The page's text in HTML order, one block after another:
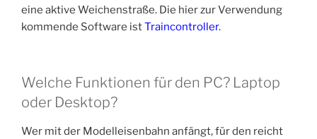
eine aktive Weichenstraße. Die hier zur Verwendung
kommende Software istTraincontroller.
Welche Funktionen für den PC? Laptop
oder Desktop?
Wer mit der Modelleisenbahn anfängt, für den reicht